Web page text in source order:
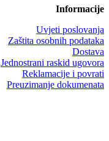
Informacije
Uvjeti poslovanja
Zaštita osobnih podataka
Dostava
Jednostrani raskid ugovora
Reklamacije i povrati
Preuzimanje dokumenata